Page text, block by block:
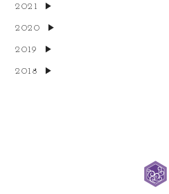
2021
2020
2019
2018